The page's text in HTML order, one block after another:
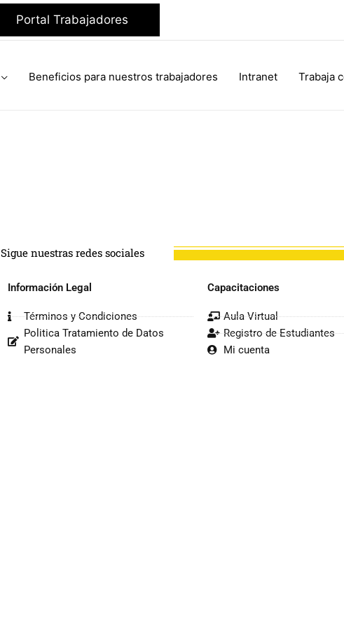
Portal Trabajadores
Beneficios para nuestros trabajadores Intranet Trabaja
Sigue nuestras redes sociales
Información Legal
Términos y Condiciones
Politica Tratamiento de Datos
Personales
Capacitaciones
Aula Virtual
Registro de Estudiantes
Mi cuenta